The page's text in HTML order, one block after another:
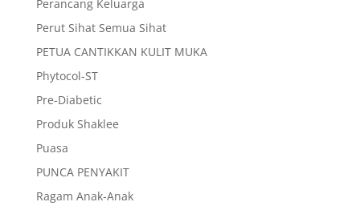
Perancang Keluarga
Perut Sihat Semua Sihat
PETUA CANTIKKAN KULIT MUKA
Phytocol-ST
Pre-Diabetic
Produk Shaklee
Puasa
PUNCA PENYAKIT
Ragam Anak-Anak